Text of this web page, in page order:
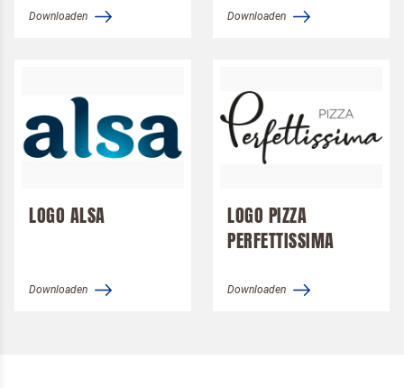
Pizza Perfettissima
Downloaden Downloaden
LOGO ALSA
Downloaden
LOGO PIZZA
PERFETTISSIMA
Downloaden
Terugbelverzoek